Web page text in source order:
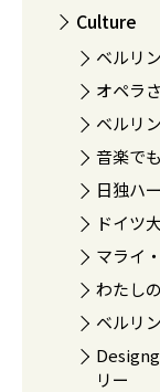
Culture
ベルリ
オペラ
ベルリ
音楽で
日独ハ
ドイツ
マライ
わたし
ベルリ
リー